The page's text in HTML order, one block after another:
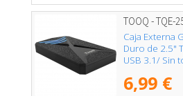
TOOQ - TQE-
Caja Externa
Duro de 2.5"
USB 3.1/ Sin
6,99 €